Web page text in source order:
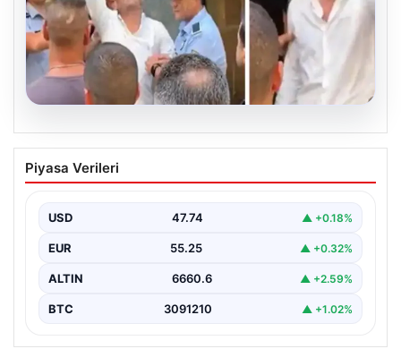
07.08.2026
KKTC’de toplu cinsel saldırı davasında 5
sanığa toplam 55 yıl hapis
gerçekleşen toplu cinsel saldırı ve bu saldırının…
Piyasa Verileri
USD 47.74 ▲ +0.18%
EUR 55.25 ▲ +0.32%
ALTIN 6660.6 ▲ +2.59%
BTC 3091210 ▲ +1.02%